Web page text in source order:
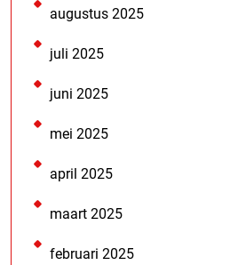
augustus 2025
juli 2025
juni 2025
mei 2025
april 2025
maart 2025
februari 2025